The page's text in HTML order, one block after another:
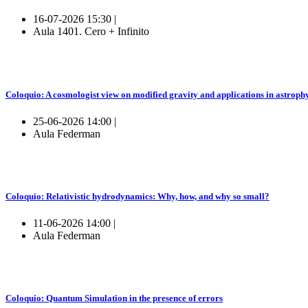
16-07-2026 15:30 |
Aula 1401. Cero + Infinito
Coloquio: A cosmologist view on modified gravity and applications in
25-06-2026 14:00 |
Aula Federman
Coloquio: Relativistic hydrodynamics: Why, how, and why so small?
11-06-2026 14:00 |
Aula Federman
Coloquio: Quantum Simulation in the presence of errors